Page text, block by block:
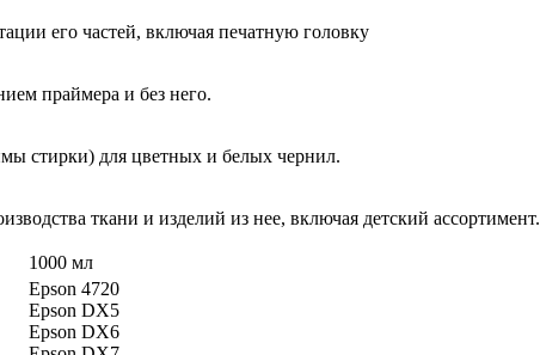
его частей, включая печатную головку
праймера и без него.
стирки) для цветных и белых чернил.
ткани и изделий из нее, включая детский ассортимент.
1000 мл
Epson 4720
Epson DX5
Epson DX6